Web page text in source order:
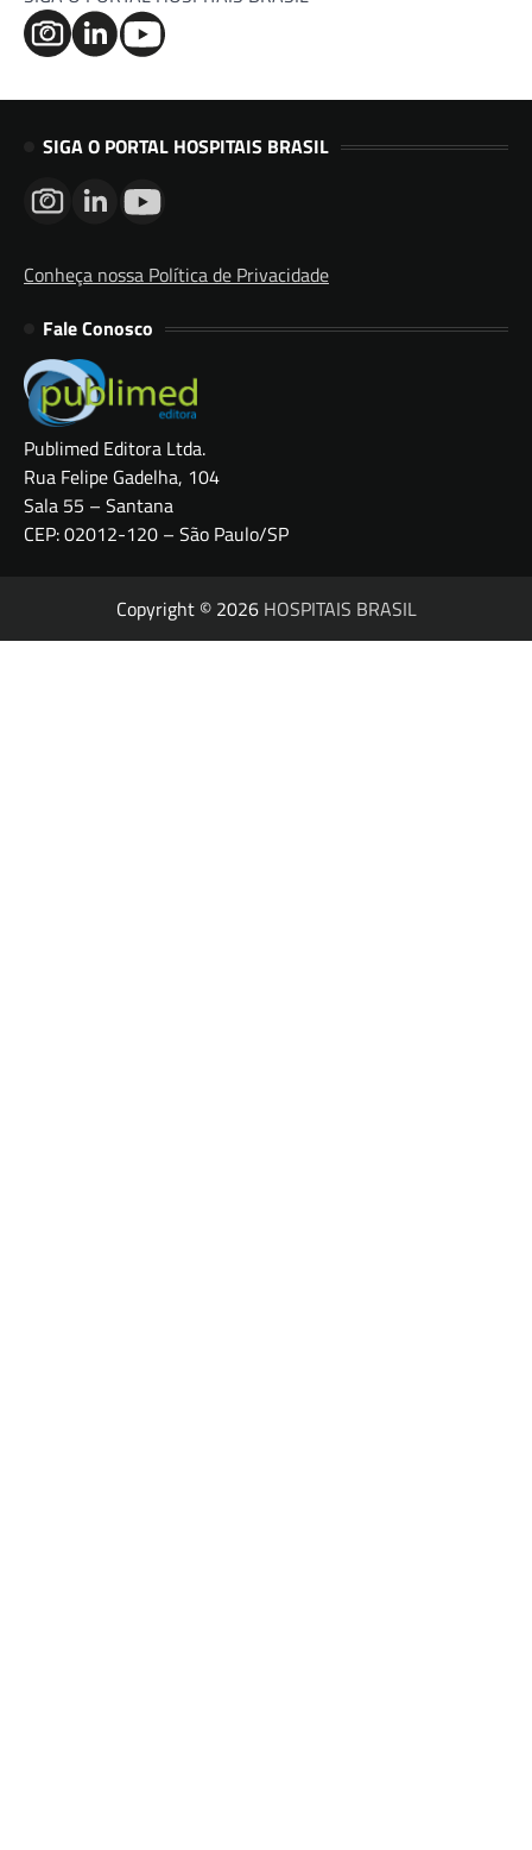
SIGA O PORTAL HOSPITAIS BRASIL
Conheça nossa Política de Privacidade
Fale Conosco
Publimed Editora Ltda.
Rua Felipe Gadelha, 104
Sala 55 – Santana
CEP: 02012-120 – São Paulo/SP
Copyright © 2026 HOSPITAIS BRASIL